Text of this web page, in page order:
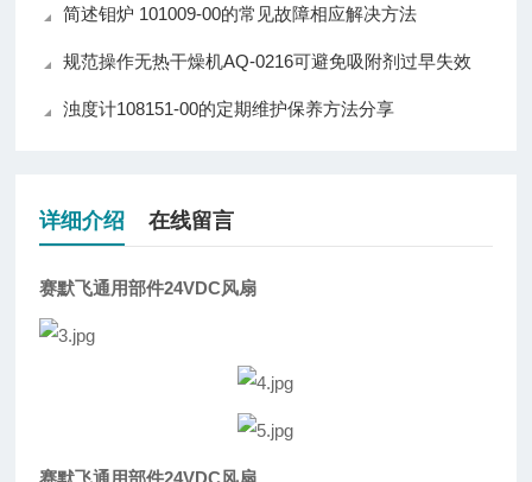
简述钼炉 101009-00的常见故障相应解决方法
规范操作无热干燥机AQ-0216可避免吸附剂过早失效
浊度计108151-00的定期维护保养方法分享
详细介绍 在线留言
赛默飞通用部件24VDC风扇